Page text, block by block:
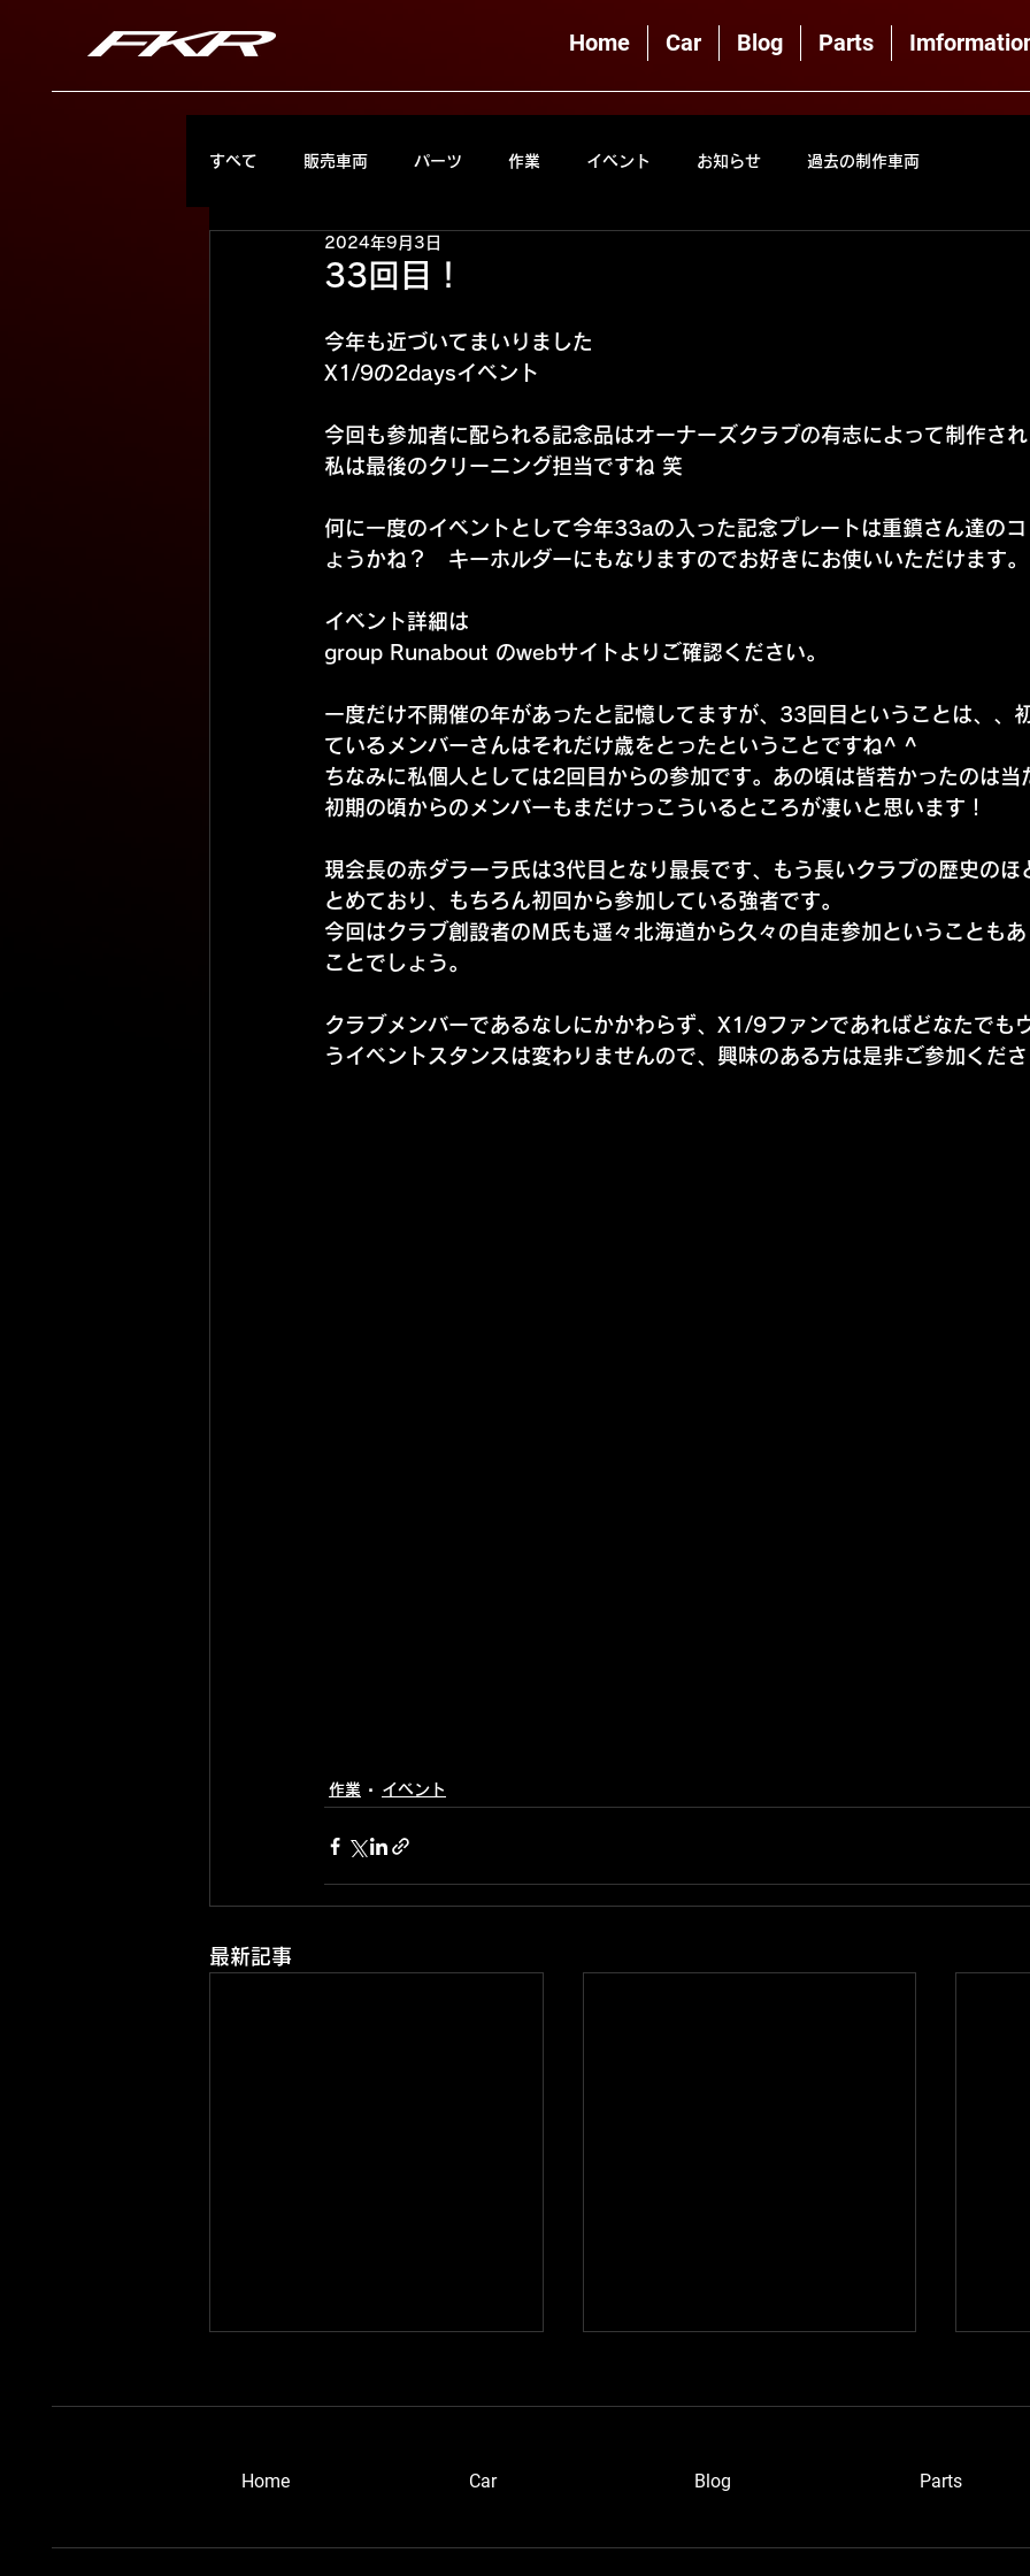
Home Car Blog Parts
すべて 販売車両 パーツ 作業 イベント お知らせ 過去の制作車両
33回目！
2024年9月3日
今年も近づいてまいりました
X1/9の2daysイベント
今回も参加者に配られる記念品はオーナーズクラブの有志によって制作さ
私は最後のクリーニング担当ですね 笑
何に一度のイベントとして今年33aの入った記念プレートは重鎮さん達の
ょうかね？　キーホルダーにもなりますのでお好きにお使いいただけます。
イベント詳細は
group Runabout のwebサイトよりご確認ください。
一度だけ不開催の年があったと記憶してますが、33回目ということは、、
ているメンバーさんはそれだけ歳をとったということですね^ ^
ちなみに私個人としては2回目からの参加です。あの頃は皆若かったのは当
初期の頃からのメンバーもまだけっこういるところが凄いと思います！
現会長の赤ダラーラ氏は3代目となり最長です、もう長いクラブの歴史のほ
とめており、もちろん初回から参加している強者です。
今回はクラブ創設者のM氏も遥々北海道から久々の自走参加ということも
ことでしょう。
クラブメンバーであるなしにかかわらず、X1/9ファンであればどなたでも
うイベントスタンスは変わりませんので、興味のある方は是非ご参加くだ
作業 イベント
最新記事
ブルーメタさん
​Home Car Blog Parts